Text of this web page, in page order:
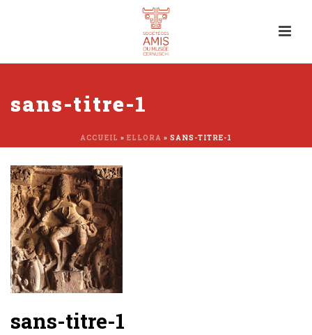
sans-titre-1
ACCUEIL » ELLORA » SANS-TITRE-1
sans-titre-1